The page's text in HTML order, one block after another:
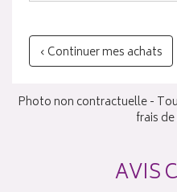
‹ Continuer mes achats
Photo non contractuelle -
frais
AVIS